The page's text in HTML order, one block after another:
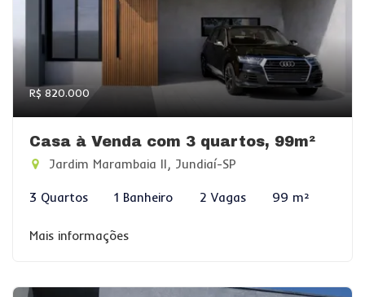
R$ 820.000
Casa à Venda com 3 quartos, 99m²
Jardim Marambaia II, Jundiaí-SP
3 Quartos 1 Banheiro 2 Vagas 99 m²
Mais informações